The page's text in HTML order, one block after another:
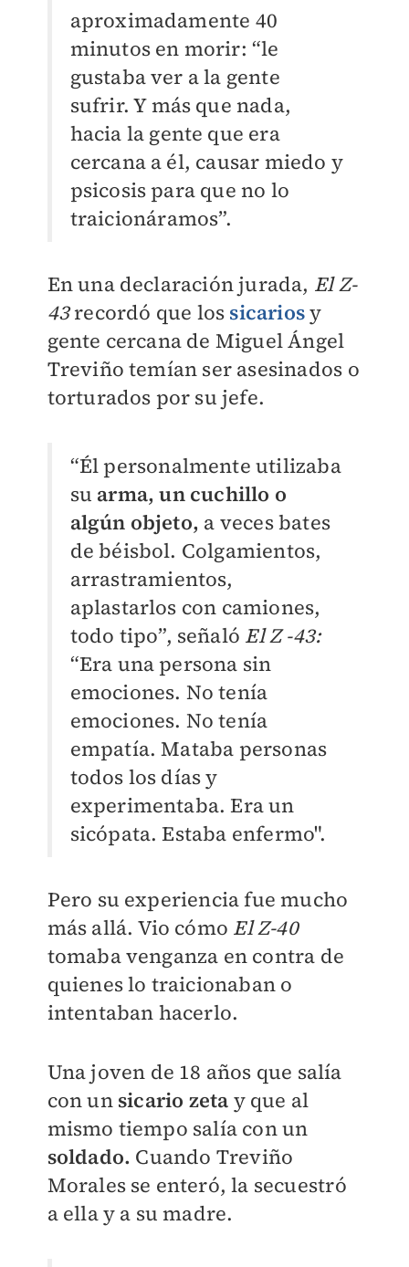
aproximadamente 40
minutos en morir: “le
gustaba ver a la gente
sufrir. Y más que nada,
hacia la gente que era
cercana a él, causar miedo y
psicosis para que no lo
traicionáramos”.
En una declaración jurada, El Z-
43recordó que los sicariosy
gente cercana de Miguel Ángel
Treviño temían ser asesinados o
torturados por su jefe.
“Él personalmente utilizaba
su arma, un cuchillo o
algún objeto, a veces bates
de béisbol. Colgamientos,
arrastramientos,
aplastarlos con camiones,
todo tipo”, señaló ElZ -43:
“Era una persona sin
emociones. No tenía
emociones. No tenía
empatía. Mataba personas
todos los días y
experimentaba. Era un
sicópata. Estaba enfermo".
Pero su experiencia fue mucho
más allá. Vio cómo ElZ-40
tomaba venganza en contra de
quienes lo traicionaban o
intentaban hacerlo.
Una joven de 18 años que salía
con un sicario zeta y que al
mismo tiempo salía con un
soldado. Cuando Treviño
Morales se enteró, la secuestró
a ella y a su madre.